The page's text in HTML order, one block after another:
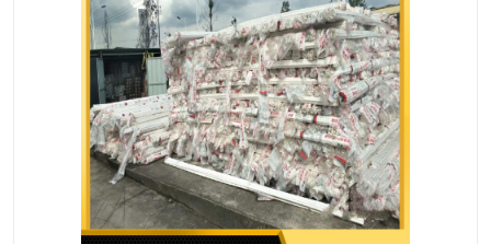
UPVC电力通讯管 MPP电力通信管
联塑PVC管 联塑PPR管
联塑PE管 联塑家装红蓝线管